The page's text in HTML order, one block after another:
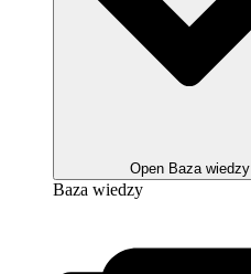
Open Baza wiedzy
Baza wiedzy